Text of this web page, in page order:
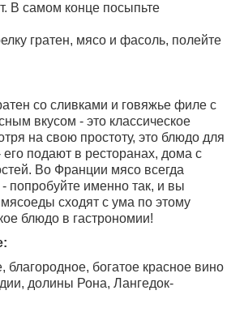
В самом конце посыпьте
гратен, мясо и фасоль, полейте
со сливками и говяжье филе с
вкусом - это классическое
на свою простоту, это блюдо для
подают в ресторанах, дома с
Во Франции мясо всегда
- попробуйте именно так, и вы
сходят с ума по этому
блюдо в гастрономии!
благородное, богатое красное вино
долины Рона, Лангедок-